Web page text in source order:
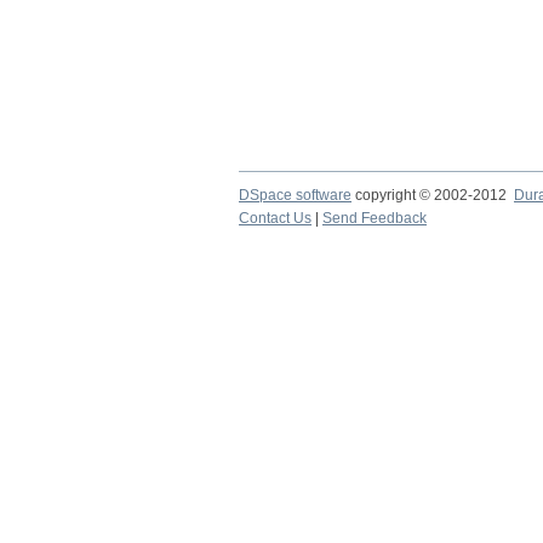
DSpace software copyright © 2002-2012
Contact Us
Send Feedback